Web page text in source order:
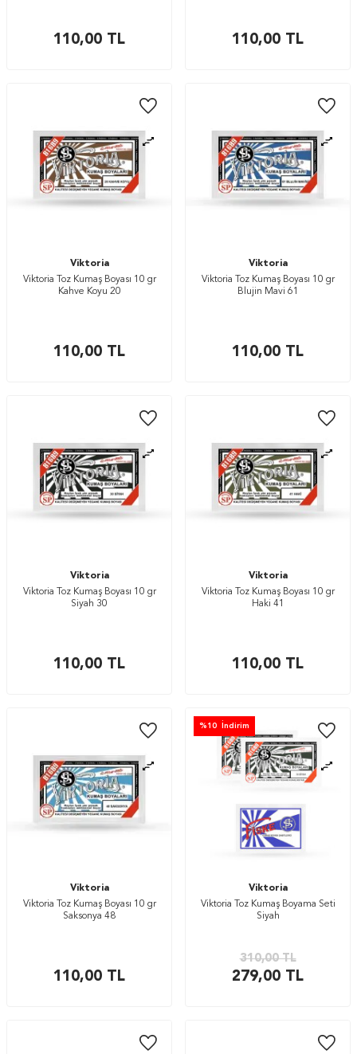
110,00 TL 110,00 TL
Viktoria
Viktoria Toz Kumaş Boyası 10 gr
Kahve Koyu 20
110,00 TL
Viktoria
Viktoria Toz Kumaş Boyası 10 gr
Blujin Mavi 61
110,00 TL
Viktoria
Viktoria Toz Kumaş Boyası 10 gr
Siyah 30
110,00 TL
Viktoria
Viktoria Toz Kumaş Boyası 10 gr
Haki 41
110,00 TL
Viktoria
Viktoria Toz Kumaş Boyası 10 gr
Saksonya 48
110,00 TL
% 10 İndirim
Viktoria
Viktoria Toz Kumaş Boyama Seti
Siyah
310,00TL
279,00 TL